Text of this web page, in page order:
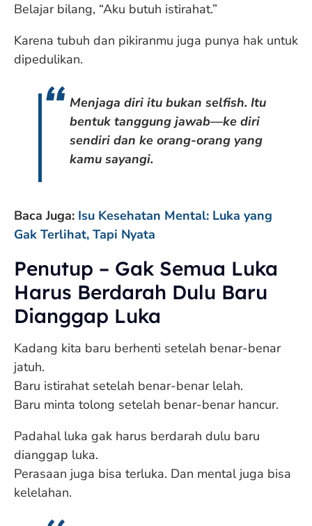
Belajar bilang, “Aku butuh istirahat.”
Karena tubuh dan pikiranmu juga punya hak untuk
dipedulikan.
Menjaga diri itu bukan selfish. Itu
bentuk tanggung jawab—ke diri
sendiri dan ke orang-orang yang
kamu sayangi.
Baca Juga: Isu Kesehatan Mental: Luka yang
Gak Terlihat, Tapi Nyata
Penutup – Gak Semua Luka
Harus Berdarah Dulu Baru
Dianggap Luka
Kadang kita baru berhenti setelah benar-benar
jatuh.
Baru istirahat setelah benar-benar lelah.
Baru minta tolong setelah benar-benar hancur.
Padahal luka gak harus berdarah dulu baru
dianggap luka.
Perasaan juga bisa terluka. Dan mental juga bisa
kelelahan.